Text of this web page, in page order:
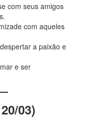
com seus amigos
com aqueles
a paixão e
e ser
03)